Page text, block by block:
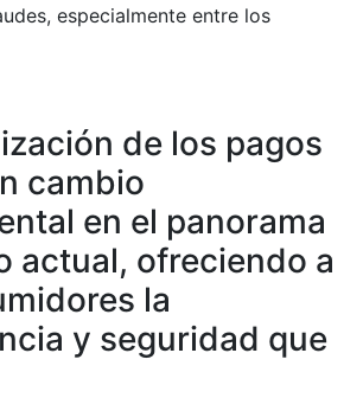
especialmente entre los
de los pagos
cambio
en el panorama
actual, ofreciendo a
la
y seguridad que